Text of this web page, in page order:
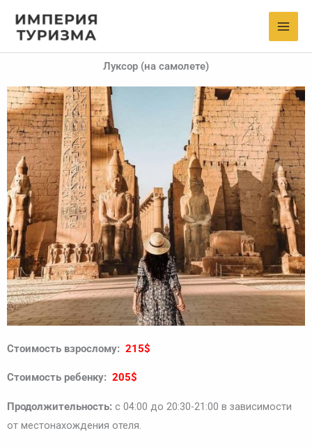
Луксор (на самолете)
Стоимость взрослому: 215$
Стоимость ребенку: 205$
Продолжительность: с 04:00 до 20:30-21:00 в зависимости
от местонахождения отеля.